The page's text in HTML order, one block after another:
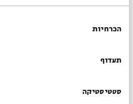
הסכמה
הכרחיות
תעדוף
סטטיסטיקה